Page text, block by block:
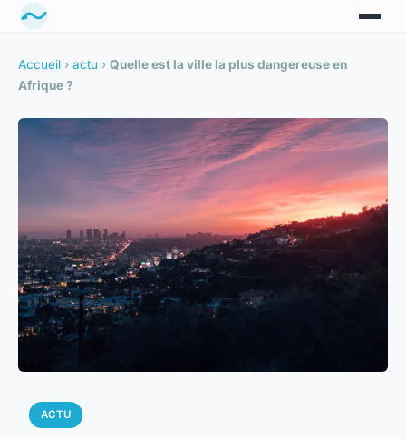
Accueil › actu › Quelle est la ville la plus dangereuse en
Afrique ?
ACTU